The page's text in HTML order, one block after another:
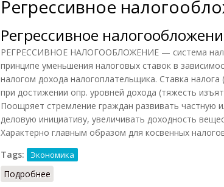
Регрессивное
Регрессивное
РЕГРЕССИВНОЕ НАЛОГООБЛОЖЕНИЕ — система
принципе уменьшения налоговых ставок в
налогом дохода налогоплательщика. Ставка
при достижении опр. уровней дохода (тяжесть
Поощряет стремление граждан развивать
деловую инициативу, увеличивать доходность
Характерно главным образом для косвенных
Tags:
Экономика
Подробнее